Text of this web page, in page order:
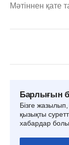
Мәтіннен қате
Барлығын
Бізге
қызықты
хабардар